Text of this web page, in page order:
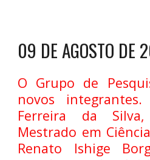
09 DE AGOSTO DE
O Grupo de
novos
Ferreira da
Mestrado em
Renato Ishige